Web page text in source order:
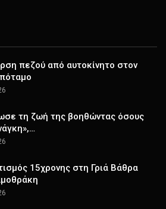
πεζού από αυτοκίνητο στον
τη ζωή της βοηθώντας όσους
15χρονης στη Γριά Βάθρα